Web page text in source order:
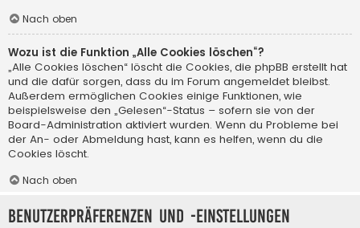
Nach oben
Wozu ist die Funktion „Alle Cookies löschen“?
„Alle Cookies löschen“ löscht die Cookies, die phpBB erstellt hat
und die dafür sorgen, dass du im Forum angemeldet bleibst.
Außerdem ermöglichen Cookies einige Funktionen, wie
beispielsweise den „Gelesen“-Status – sofern sie von der
Board-Administration aktiviert wurden. Wenn du Probleme bei
der An- oder Abmeldung hast, kann es helfen, wenn du die
Cookies löscht.
Nach oben
Benutzerpräferenzen und -einstellungen